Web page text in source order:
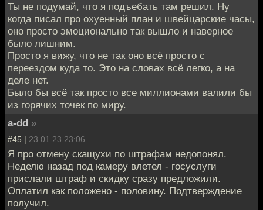
Ты не подумай, что я подъебать там решил. Ну
когда писал про охуенный план и швейцарские часы,
оно просто эмоционально так вышло и наверное
было лишним.
Просто я вижу, что не так оно всё просто с
переездом куда то. Это на словах всё легко, а на
деле нет.
Было бы всё так просто все миллионами валили бы
из горячих точек по миру.
a-dd »
#45 | 23.01.23 23:06
Я про отмену скащухи по штрафам недопонял.
Неделю назад под камеру влетел - госуслуги
прислали штраф и скидку сразу предложили.
Оплатил как положено - половину. Подтверждение
получил.